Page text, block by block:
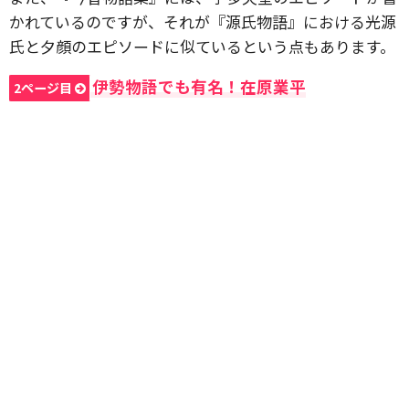
かれているのですが、それが『源氏物語』における光源
氏と夕顔のエピソードに似ているという点もあります。
2ページ目 伊勢物語でも有名！在原業平